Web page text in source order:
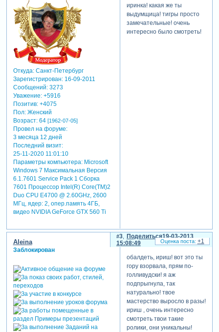
Откуда:Санкт-Петербург
Зарегистрирован: 16-09-2011
Сообщений:3273
Уважение: +5916
Позитив: +4075
Пол:Женский
Возраст:64 [1962-07-05]
Провел на форуме:
3 месяца 12 дней
Последний визит:
25-11-2020 11:01:10
Параметры компьютера:Microsoft
Windows 7 Максимальная Версия
6.1.7601 Service Pack 1 Сборка
7601 Процессор Intel(R) Core(TM)2
Duo CPU E4700 @ 2.60GHz, 2600
МГц, ядер: 2, опер.память 4ГБ,
видео NVIDIA GeForce GTX 560 Ti
иринка! какая же ты
выдумщица! тигры просто
замечательные! очень
интересно было смотреть!
Поделиться
3
19-03-2013
15:08:49
Aleina
Заблокирован
обалдеть, ириш! вот это ты
гору взорвала, прям по-
голливудски! я аж
подпрыгнула, так
натурально! твое
мастерство выросло в разы!
ириш , очень интересно
смотреть твои такие
ролики, они уникальны!
+1